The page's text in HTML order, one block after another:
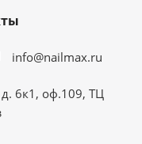
info@nailmax.ru
д. 6к1, оф.109, ТЦ